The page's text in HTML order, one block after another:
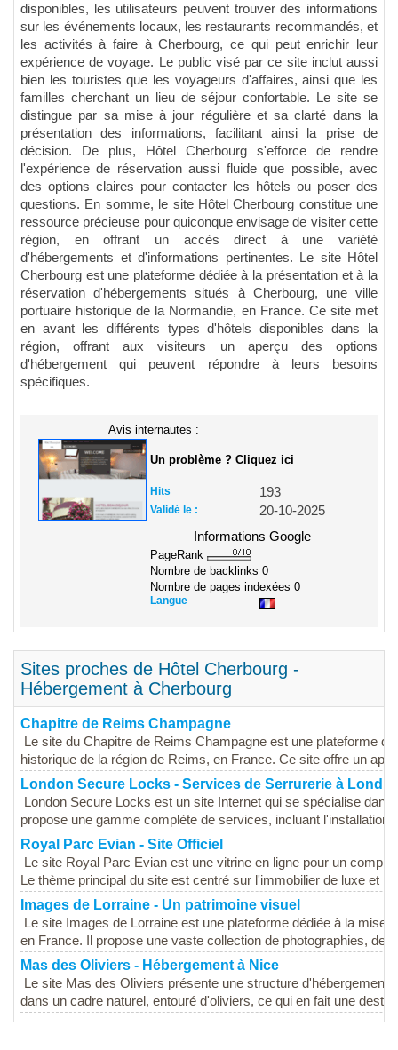
disponibles, les utilisateurs peuvent trouver des informations
sur les événements locaux, les restaurants recommandés, et
les activités à faire à Cherbourg, ce qui peut enrichir leur
expérience de voyage. Le public visé par ce site inclut aussi
bien les touristes que les voyageurs d'affaires, ainsi que les
familles cherchant un lieu de séjour confortable. Le site se
distingue par sa mise à jour régulière et sa clarté dans la
présentation des informations, facilitant ainsi la prise de
décision. De plus, Hôtel Cherbourg s'efforce de rendre
l'expérience de réservation aussi fluide que possible, avec
des options claires pour contacter les hôtels ou poser des
questions. En somme, le site Hôtel Cherbourg constitue une
ressource précieuse pour quiconque envisage de visiter cette
région, en offrant un accès direct à une variété
d'hébergements et d'informations pertinentes. Le site Hôtel
Cherbourg est une plateforme dédiée à la présentation et à la
réservation d'hébergements situés à Cherbourg, une ville
portuaire historique de la Normandie, en France. Ce site met
en avant les différents types d'hôtels disponibles dans la
région, offrant aux visiteurs un aperçu des options
d'hébergement qui peuvent répondre à leurs besoins
spécifiques.
Avis internautes :
Un problème ? Cliquez ici
Hits 193
Validé le :
20-10-2025
Informations Google
PageRank
Nombre de backlinks 0
Nombre de pages indexées 0
Langue
Sites proches de Hôtel Cherbourg -
Hébergement à Cherbourg
Chapitre de Reims Champagne
Le site du Chapitre de Reims Champagne est une plateforme
historique de la région de Reims, en France. Ce site offre un
London Secure Locks - Services de Serrurerie à
London Secure Locks est un site Internet qui se spécialise
propose une gamme complète de services, incluant l'installation,
Royal Parc Evian - Site Officiel
Le site Royal Parc Evian est une vitrine en ligne pour un
Le thème principal du site est centré sur l'immobilier de luxe et
Images de Lorraine - Un patrimoine visuel
Le site Images de Lorraine est une plateforme dédiée à la mise
en France. Il propose une vaste collection de photographies, de
Mas des Oliviers - Hébergement à Nice
Le site Mas des Oliviers présente une structure d'hébergement
dans un cadre naturel, entouré d'oliviers, ce qui en fait une